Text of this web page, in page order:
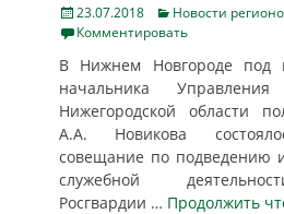
Posted
on
23.07.2018 Categories
Новости
Комментировать
В Нижнем Новгороде под
начальника
Нижегородской области
А.А. Новикова
совещание по подведению
служебной
Росгвардии … Продолжить